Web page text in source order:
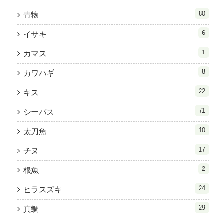
青物 80
イサキ 6
カマス 1
カワハギ 8
キス 22
シーバス 71
太刀魚 10
チヌ 17
根魚 2
ヒラスズキ 24
真鯛 29